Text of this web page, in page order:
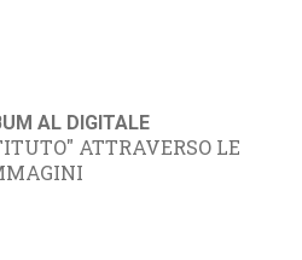
AL DIGITALE
ATTRAVERSO LE